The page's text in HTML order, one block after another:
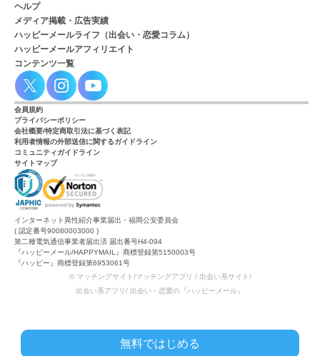
ヘルプ
メディア掲載・広告実績
ハッピーメールライフ（出会い・恋愛コラム）
ハッピーメールアフィリエイト
コンテンツ一覧
会員規約
プライバシーポリシー
会社概要/特定商取引法に基づく表記
利用者情報の外部送信に関するガイドライン
コミュニティガイドライン
サイトマップ
インターネット異性紹介事業届出・福岡公安委員会
( 認定番号90080003000 )
第二種電気通信事業者届出済 届出番号H4-094
『ハッピーメール/HAPPYMAIL』商標登録第5150003号
『ハッピー』商標登録第6953061号
© マッチングサイト/マッチングアプリ / 出会い系サイト/
出会い系アプリ/ 出会い・恋愛の『ハッピーメール』
無料ではじめる